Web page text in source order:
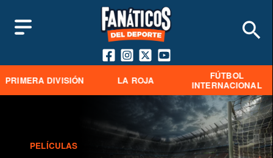
PRIMERA DIVISIÓN LA ROJA
FÚTBOL
INTERNACIONAL
PELÍCULAS